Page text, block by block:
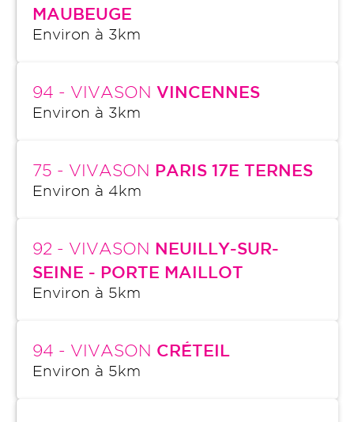
MAUBEUGE
Environ à 3km
94 - VIVASON VINCENNES
Environ à 3km
75 - VIVASON PARIS 17E TERNES
Environ à 4km
92 - VIVASON
NEUILLY-SUR-
SEINE - PORTE MAILLOT
Environ à 5km
94 - VIVASON CRÉTEIL
Environ à 5km